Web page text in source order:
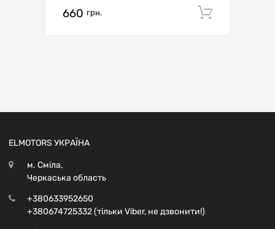
660 грн.
ELMOTORS УКРАЇНА
м. Сміла,
Черкаська область
+380633952650
+380674725332 (тільки Viber, не дзвонити!)